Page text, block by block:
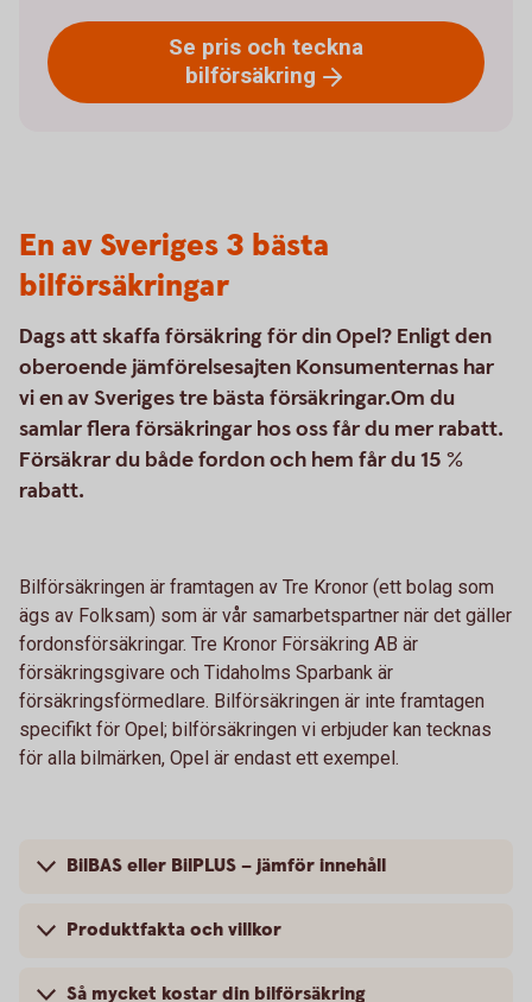
Se pris och teckna
bilförsäkring
En av Sveriges 3 bästa
bilförsäkringar
Dags att skaffa försäkring för din Opel? Enligt den
oberoende jämförelsesajten Konsumenternas har
vi en av Sveriges tre bästa försäkringar.Om du
samlar flera försäkringar hos oss får du mer rabatt.
Försäkrar du både fordon och hem får du 15 %
rabatt.
Bilförsäkringen är framtagen av Tre Kronor (ett bolag som
ägs av Folksam) som är vår samarbetspartner när det gäller
fordonsförsäkringar. Tre Kronor Försäkring AB är
försäkringsgivare och Tidaholms Sparbank är
försäkringsförmedlare. Bilförsäkringen är inte framtagen
specifikt för Opel; bilförsäkringen vi erbjuder kan tecknas
för alla bilmärken, Opel är endast ett exempel.
BilBAS eller BilPLUS – jämför innehåll
Produktfakta och villkor
Så mycket kostar din bilförsäkring